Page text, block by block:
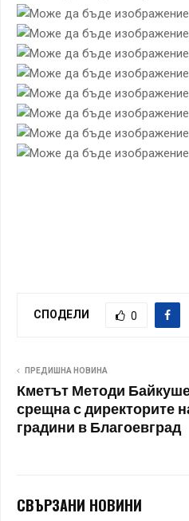
СПОДЕЛИ 0
ПРЕДИШНА НОВИНА
Кметът Методи
срещна с директорите
градини в Благоевград
СВЪРЗАНИ НОВИНИ